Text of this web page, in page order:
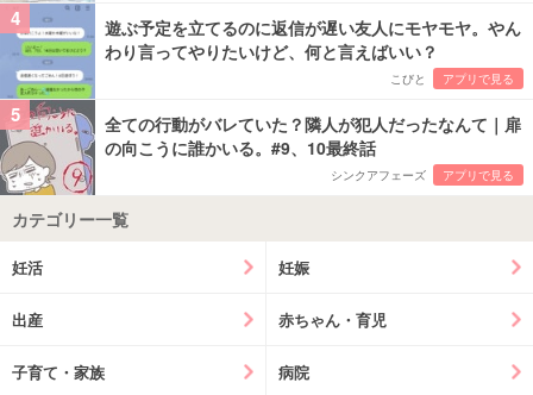
4
遊ぶ予定を立てるのに返信が遅い友人にモヤモヤ。やん
わり言ってやりたいけど、何と言えばいい？
こびと アプリで見る
5
全ての行動がバレていた？隣人が犯人だったなんて｜扉
の向こうに誰かいる。#9、10最終話
シンクアフェーズ アプリで見る
カテゴリー一覧
妊活 妊娠
出産 赤ちゃん・育児
子育て・家族 病院